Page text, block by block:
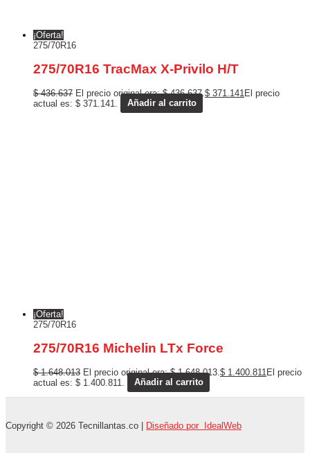
¡Oferta!
275/70R16
275/70R16 TracMax X-Privilo H/T
$436.637 El precio original era: $ 436.637. $ 371.141 El precio
actual es: $ 371.141.
Añadir al carrito
¡Oferta!
275/70R16
275/70R16 Michelin LTx Force
$1.648.013 El precio original era: $ 1.648.013. $ 1.400.811 El precio
actual es: $ 1.400.811.
Añadir al carrito
Copyright © 2026 Tecnillantas.co | Diseñado por IdealWeb